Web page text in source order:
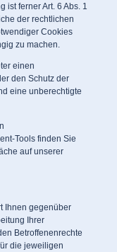
ist ferner Art. 6 Abs. 1
der rechtlichen
Cookies
zu machen.
einen
den Schutz der
eine unberechtigte
Tools finden Sie
auf unserer
Ihnen gegenüber
Ihrer
Betroffenenrechte
die jeweiligen